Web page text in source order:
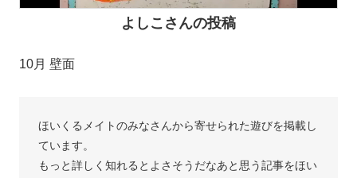
よしこさんの投稿
10月 壁面
ほいくるメイトのみなさんから寄せられた遊びを掲載し
ています。
もっと詳しく知れるとよさそうだなあと思う記事をほい